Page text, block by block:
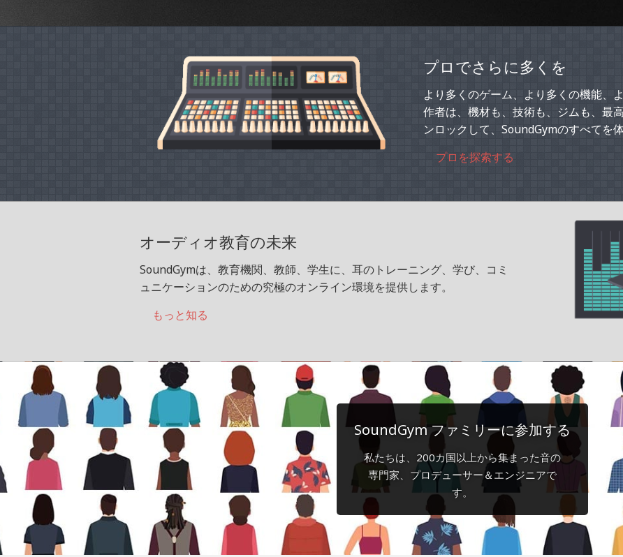
プロでさらに多くを
より多くのゲーム、より多くの機能、
作者は、機材も、技術も、ジムも、最
ンロックして、SoundGymのすべてを
プロを探索する
オーディオ教育の未来
SoundGymは、教育機関、教師、学生に、耳のトレーニング、学び、コミ
ュニケーションのための究極のオンライン環境を提供します。
もっと知る
SoundGym ファミリーに参加する
私たちは、200カ国以上から集まった音の
専門家、プロデューサー＆エンジニアで
す。